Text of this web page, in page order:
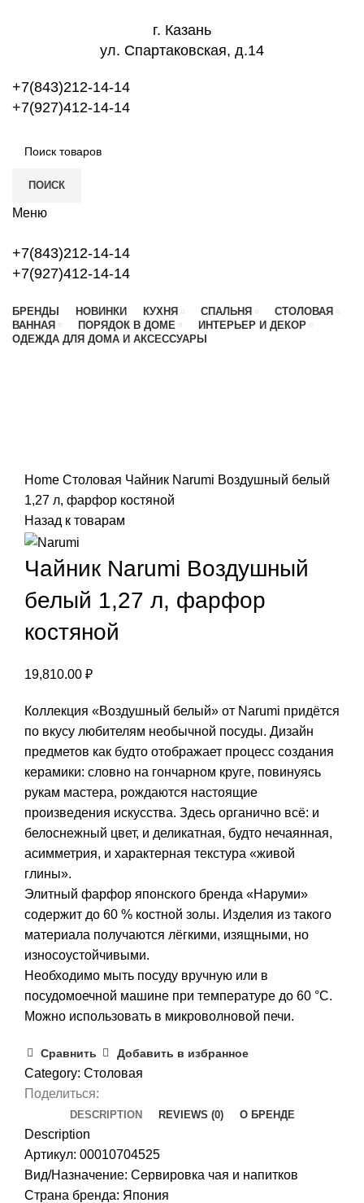
г. Казань
ул. Спартаковская, д.14
+7(843)212-14-14
+7(927)412-14-14
ПОИСК
Меню
+7(843)212-14-14
+7(927)412-14-14
БРЕНДЫ НОВИНКИ КУХНЯ СПАЛЬНЯ
СТОЛОВАЯ
ВАННАЯ
ПОРЯДОК В ДОМЕ
ИНТЕРЬЕР И ДЕКОР
ОДЕЖДА ДЛЯ ДОМА И АКСЕССУАРЫ
Home Столовая Чайник Narumi Воздушный белый
1,27 л, фарфор костяной
Назад к товарам
Чайник Narumi Воздушный
белый 1,27 л, фарфор
костяной
19,810.00 ₽
Коллекция «Воздушный белый» от Narumi придётся
по вкусу любителям необычной посуды. Дизайн
предметов как будто отображает процесс создания
керамики: словно на гончарном круге, повинуясь
рукам мастера, рождаются настоящие
произведения искусства. Здесь органично всё: и
белоснежный цвет, и деликатная, будто нечаянная,
асимметрия, и характерная текстура «живой
глины».
Элитный фарфор японского бренда «Наруми»
содержит до 60 % костной золы. Изделия из такого
материала получаются лёгкими, изящными, но
износоустойчивыми.
Необходимо мыть посуду вручную или в
посудомоечной машине при температуре до 60 °С.
Можно использовать в микроволновой печи.
Сравнить Добавить в избранное
Category: Столовая
Поделиться:
DESCRIPTION REVIEWS (0) О БРЕНДЕ
Description
Артикул: 00010704525
Вид/Назначение: Сервировка чая и напитков
Страна бренда: Япония